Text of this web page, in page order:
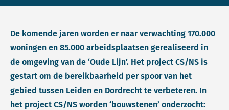
De komende jaren worden er naar verwachting 170.000
woningen en 85.000 arbeidsplaatsen gerealiseerd in
de omgeving van de ‘Oude Lijn’. Het project CS/NS is
gestart om de bereikbaarheid per spoor van het
gebied tussen Leiden en Dordrecht te verbeteren. In
het project CS/NS worden ‘bouwstenen’ onderzocht: